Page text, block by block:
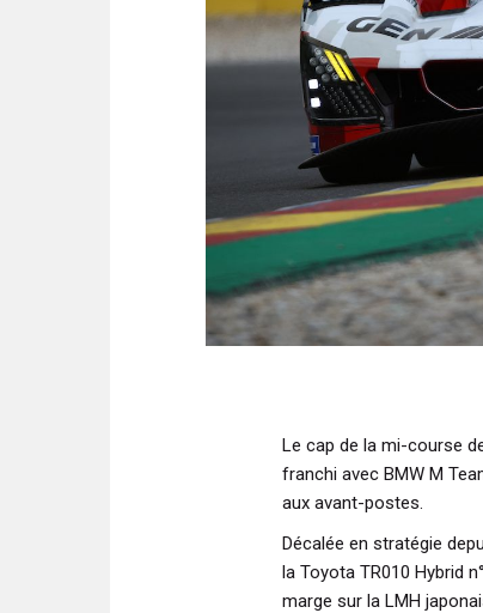
Le cap de la mi-course
franchi avec BMW M
aux avant-postes.
Décalée en stratégie
la Toyota TR010 Hybrid
marge sur la LMH